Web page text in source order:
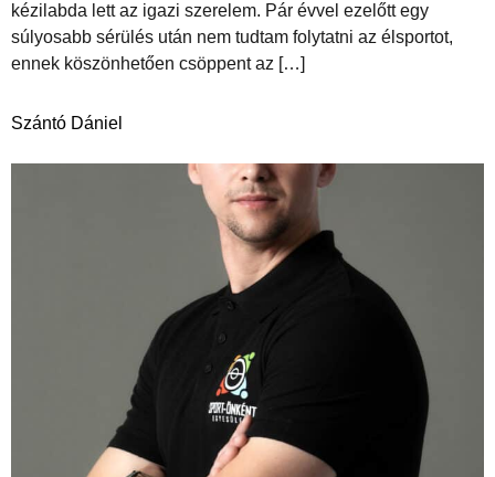
kézilabda lett az igazi szerelem. Pár évvel ezelőtt egy
súlyosabb sérülés után nem tudtam folytatni az élsportot,
ennek köszönhetően csöppent az […]
Szántó Dániel